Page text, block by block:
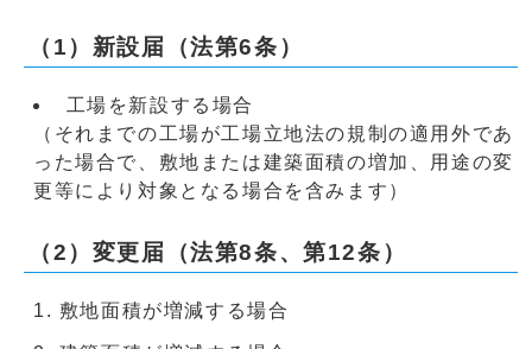
（1）新設届（法第6条）
工場を新設する場合
（それまでの工場が工場立地法の規制の適用外であ
った場合で、敷地または建築面積の増加、用途の変
更等により対象となる場合を含みます）
（2）変更届（法第8条、第12条）
敷地面積が増減する場合